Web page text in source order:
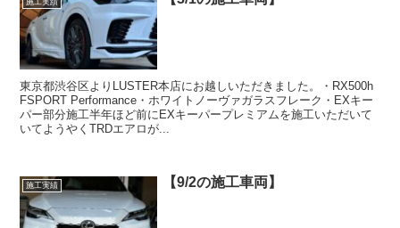
東京都渋谷区よりLUSTER本店にお越しいただきました。・RX500h
FSPORT Performance・ホワイトノーヴァガラスフレーク・EXキー
パー部分施工半年ほど前にEXキーパープレミアムを施工いただいて
いてようやくTRDエアロが...
施工実績 【9/2の施工車両】